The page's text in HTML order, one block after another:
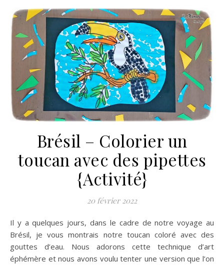
Brésil – Colorier un
toucan avec des pipettes
{Activité}
20 février 2022
Il y a quelques jours, dans le cadre de notre voyage au
Brésil, je vous montrais notre toucan coloré avec des
gouttes d’eau. Nous adorons cette technique d’art
éphémère et nous avons voulu tenter une version que l’on